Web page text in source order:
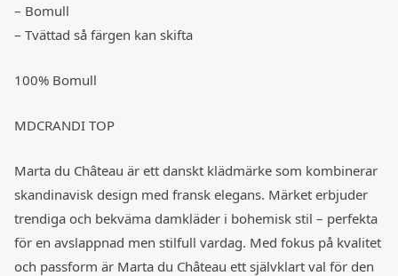
– Bomull
– Tvättad så färgen kan skifta
100% Bomull
MDCRANDI TOP
Marta du Château är ett danskt klädmärke som kombinerar
skandinavisk design med fransk elegans. Märket erbjuder
trendiga och bekväma damkläder i bohemisk stil – perfekta
för en avslappnad men stilfull vardag. Med fokus på kvalitet
och passform är Marta du Château ett självklart val för den